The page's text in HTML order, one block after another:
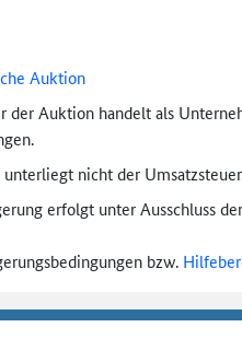
Auktion
der Auktion handelt als
nicht der
erfolgt unter Ausschluss
bzw.